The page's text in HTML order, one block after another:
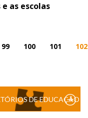
as escolas
99 100 101 102
DE EDUCAÇÃO